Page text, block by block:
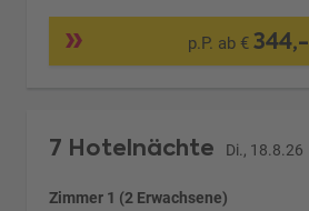
p.P. ab €344,-
7 Hotelnächte Di., 18.8.26
Zimmer 1 (2 Erwachsene)